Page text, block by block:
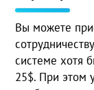
Вы можете
системе хотя
25$. При этом